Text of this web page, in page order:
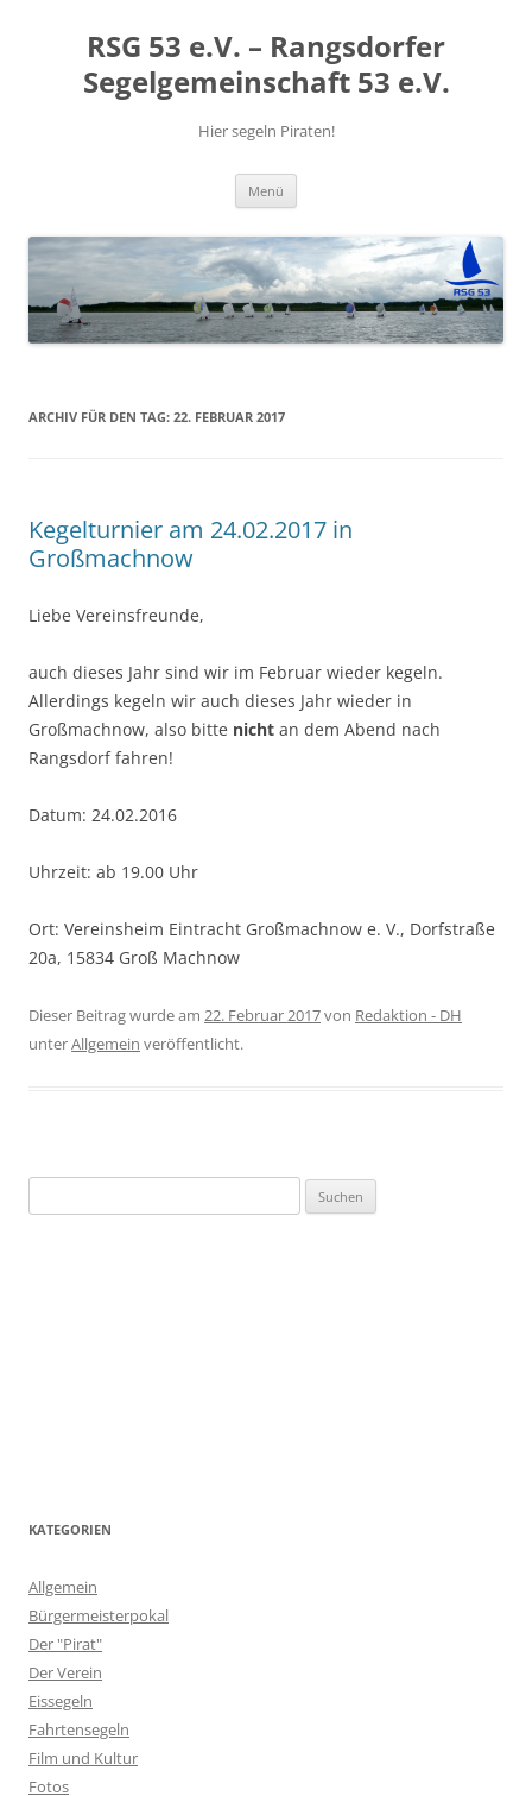
RSG 53 e.V. – Rangsdorfer
Segelgemeinschaft 53 e.V.
Hier segeln Piraten!
Menü
ARCHIV FÜR DEN TAG: 22. FEBRUAR 2017
Kegelturnier am 24.02.2017 in
Großmachnow
Liebe Vereinsfreunde,
auch dieses Jahr sind wir im Februar wieder kegeln.
Allerdings kegeln wir auch dieses Jahr wieder in
Großmachnow, also bitte nicht an dem Abend nach
Rangsdorf fahren!
Datum: 24.02.2016
Uhrzeit: ab 19.00 Uhr
Ort: Vereinsheim Eintracht Großmachnow e. V., Dorfstraße
20a, 15834 Groß Machnow
Dieser Beitrag wurde am 22. Februar 2017von Redaktion - DH
unterAllgemein veröffentlicht.
nach:
KATEGORIEN
Allgemein
Bürgermeisterpokal
Der "Pirat"
Der Verein
Eissegeln
Fahrtensegeln
Film und Kultur
Fotos